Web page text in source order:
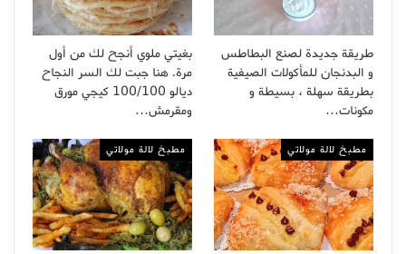
طريقة جديدة لصنع البطاطس
و البدنجان للمأكولات الصيفية
بطريقة سهلة ، بسيطة و
مكونات…
بغيتي ملوي أنجح لك من أول
مرة. هنا جبت لك السر النجاح
ديالو 100/100 كيجي مورق
ومقرمش…
مطبخ لالة مولاتي مطبخ لالة مولاتي